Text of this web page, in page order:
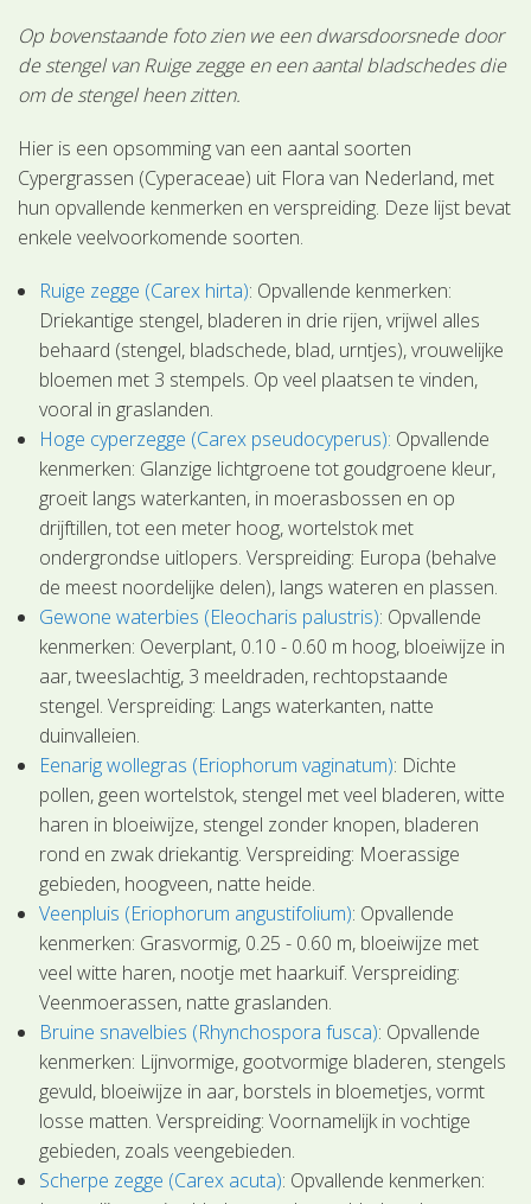
Op bovenstaande foto zien we een dwarsdoorsnede door
de stengel van Ruige zegge en een aantal bladschedes die
om de stengel heen zitten.
Hier is een opsomming van een aantal soorten
Cypergrassen (Cyperaceae) uit Flora van Nederland, met
hun opvallende kenmerken en verspreiding. Deze lijst bevat
enkele veelvoorkomende soorten.
Ruige zegge (Carex hirta): Opvallende kenmerken:
Driekantige stengel, bladeren in drie rijen, vrijwel alles
behaard (stengel, bladschede, blad, urntjes), vrouwelijke
bloemen met 3 stempels. Op veel plaatsen te vinden,
vooral in graslanden.
Hoge cyperzegge (Carex pseudocyperus): Opvallende
kenmerken: Glanzige lichtgroene tot goudgroene kleur,
groeit langs waterkanten, in moerasbossen en op
drijftillen, tot een meter hoog, wortelstok met
ondergrondse uitlopers. Verspreiding: Europa (behalve
de meest noordelijke delen), langs wateren en plassen.
Gewone waterbies (Eleocharis palustris): Opvallende
kenmerken: Oeverplant, 0.10 - 0.60 m hoog, bloeiwijze in
aar, tweeslachtig, 3 meeldraden, rechtopstaande
stengel. Verspreiding: Langs waterkanten, natte
duinvalleien.
Eenarig wollegras (Eriophorum vaginatum): Dichte
pollen, geen wortelstok, stengel met veel bladeren, witte
haren in bloeiwijze, stengel zonder knopen, bladeren
rond en zwak driekantig. Verspreiding: Moerassige
gebieden, hoogveen, natte heide.
Veenpluis (Eriophorum angustifolium): Opvallende
kenmerken: Grasvormig, 0.25 - 0.60 m, bloeiwijze met
veel witte haren, nootje met haarkuif. Verspreiding:
Veenmoerassen, natte graslanden.
Bruine snavelbies (Rhynchospora fusca): Opvallende
kenmerken: Lijnvormige, gootvormige bladeren, stengels
gevuld, bloeiwijze in aar, borstels in bloemetjes, vormt
losse matten. Verspreiding: Voornamelijk in vochtige
gebieden, zoals veengebieden.
Scherpe zegge (Carex acuta): Opvallende kenmerken: